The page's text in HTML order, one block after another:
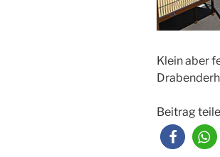
Klein aber
Beitrag